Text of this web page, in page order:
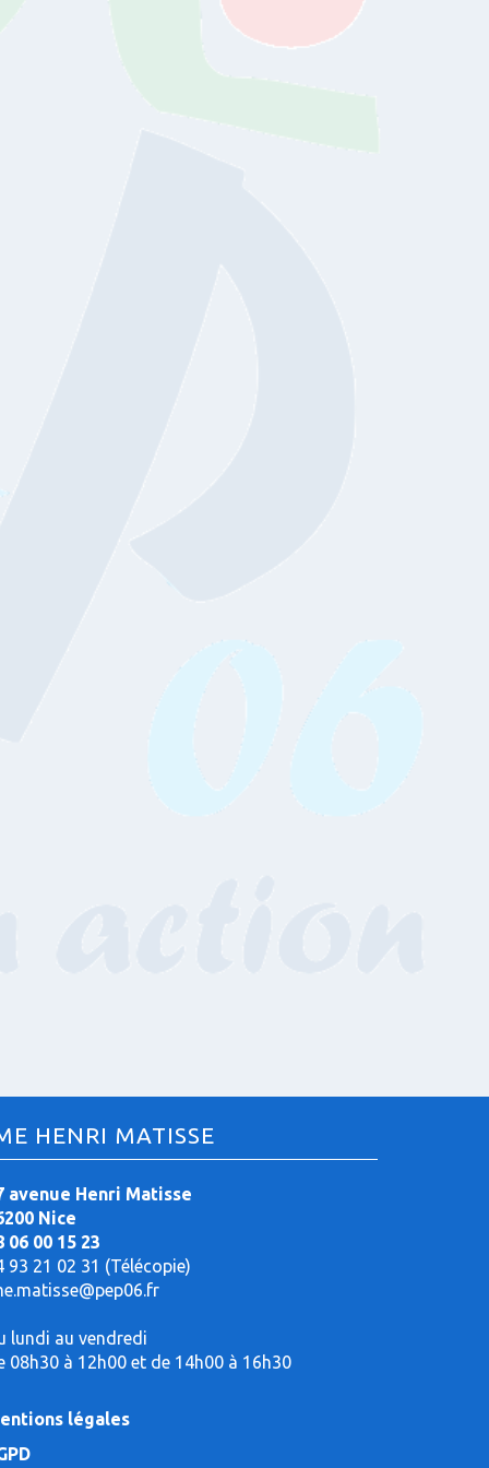
HENRI MATISSE
avenue Henri Matisse
Nice
06 00 15 23
93 21 02 31 (Télécopie)
lundi au vendredi
08h30 à 12h00 et de 14h00 à 16h30
légales